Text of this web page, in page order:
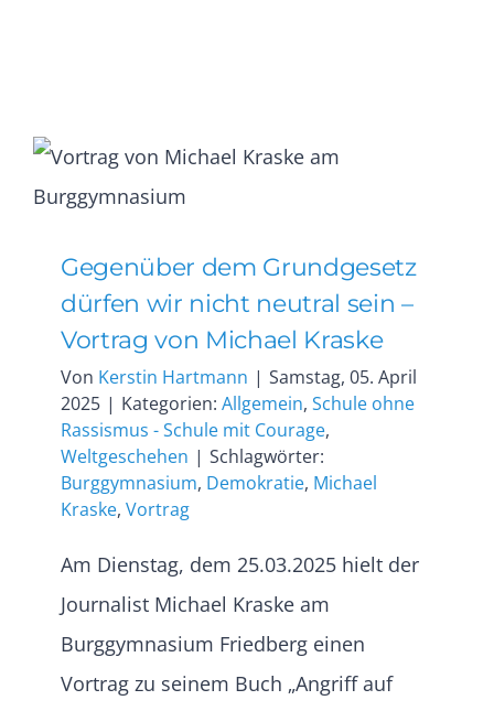
Gegenüber dem Grundgesetz
dürfen wir nicht neutral sein –
Vortrag von Michael Kraske
Von Kerstin Hartmann | Samstag, 05. April
2025 | Kategorien: Allgemein, Schule ohne
Rassismus - Schule mit Courage,
Weltgeschehen | Schlagwörter:
Burggymnasium, Demokratie, Michael
Kraske, Vortrag
Am Dienstag, dem 25.03.2025 hielt der
Journalist Michael Kraske am
Burggymnasium Friedberg einen
Vortrag zu seinem Buch „Angriff auf